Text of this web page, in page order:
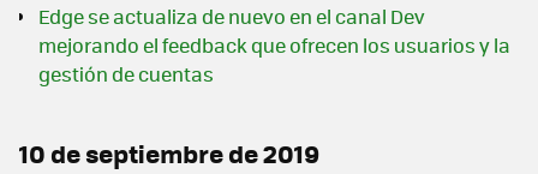
Edge se actualiza de nuevo en el canal Dev
mejorando el feedback que ofrecen los usuarios y la
gestión de cuentas
10 de septiembre de 2019